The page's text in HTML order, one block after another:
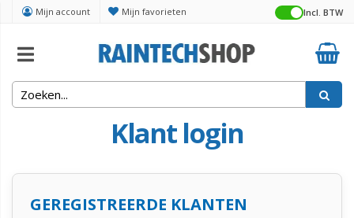
Mijn account Mijn favorieten Incl. BTW
Klant login
GEREGISTREERDE KLANTEN